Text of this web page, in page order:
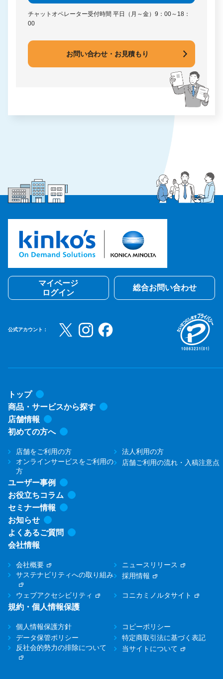
チャットオペレーター受付時間 平日（月～金）9：00～18：
00
お問い合わせ・お見積もり
マイページ
ログイン
総合お問い合わせ
公式アカウント：
トップ
商品・サービスから探す
店舗情報
初めての方へ
店舗をご利用の方
法人利用の方
オンラインサービスをご利用の
方
店舗ご利用の流れ・入稿注意点
ユーザー事例
お役立ちコラム
セミナー情報
お知らせ
よくあるご質問
会社情報
会社概要
ニュースリリース
サステナビリティへの取り組み
採用情報
ウェブアクセシビリティ コニカミノルタサイト
規約・個人情報保護
個人情報保護方針
コピーポリシー
データ保管ポリシー
特定商取引法に基づく表記
反社会的勢力の排除について
当サイトについて